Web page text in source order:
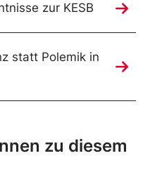
zur KESB
statt Polemik in
zu diesem